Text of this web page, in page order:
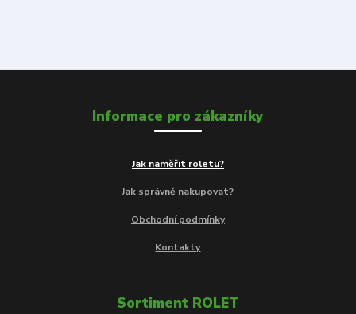
Informace pro zákazníky
Jak naměřit roletu?
Jak správně nakupovat?
Obchodní podmínky
Kontakty
Sortiment ROLET